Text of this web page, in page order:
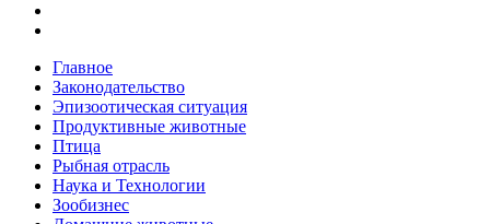
Главное
Законодательство
Эпизоотическая ситуация
Продуктивные животные
Птица
Рыбная отрасль
Наука и Технологии
Зообизнес